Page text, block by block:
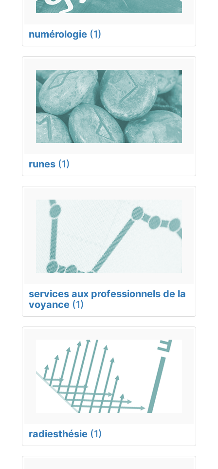
numérologie (1)
runes (1)
services aux professionnels de la
voyance (1)
radiesthésie (1)